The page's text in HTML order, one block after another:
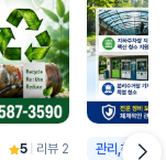
5 리뷰 2 관리,하자